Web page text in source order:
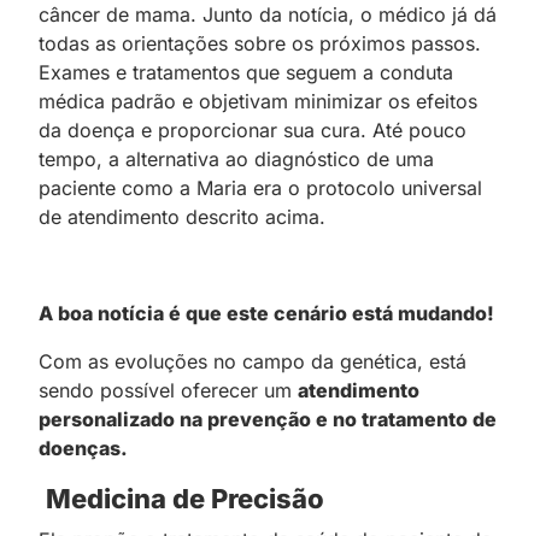
câncer de mama. Junto da notícia, o médico já dá
todas as orientações sobre os próximos passos.
Exames e tratamentos que seguem a conduta
médica padrão e objetivam minimizar os efeitos
da doença e proporcionar sua cura. Até pouco
tempo, a alternativa ao diagnóstico de uma
paciente como a Maria era o protocolo universal
de atendimento descrito acima.
A boa notícia é que este cenário está mudando!
Com as evoluções no campo da genética, está
sendo possível oferecer um atendimento
personalizado na prevenção e no tratamento de
doenças.
Medicina de Precisão